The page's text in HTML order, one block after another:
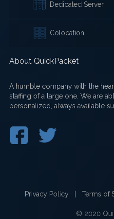
Dedicated Server
Colocation
About QuickPacket
A humble company with the
staffing of a large one. We are
personalized, always available
Privacy Policy Terms of
© 2020